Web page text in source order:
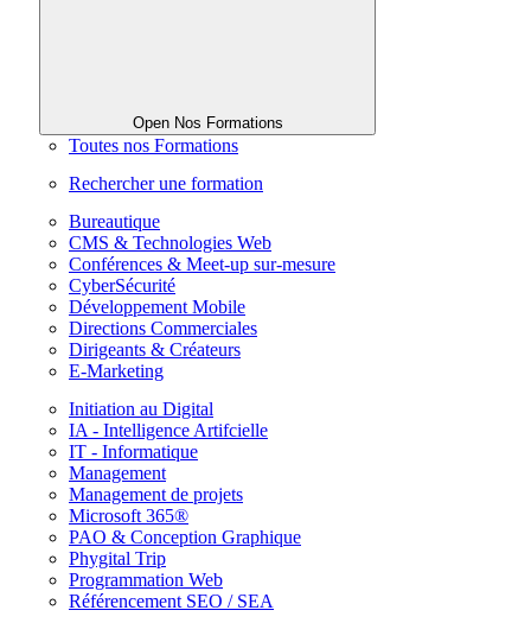
Open Nos Formations
Toutes nos Formations
Rechercher une formation
Bureautique
CMS & Technologies Web
Conférences & Meet-up sur-mesure
CyberSécurité
Développement Mobile
Directions Commerciales
Dirigeants & Créateurs
E-Marketing
Initiation au Digital
IA - Intelligence Artifcielle
IT - Informatique
Management
Management de projets
Microsoft 365®
PAO & Conception Graphique
Phygital Trip
Programmation Web
Référencement SEO / SEA